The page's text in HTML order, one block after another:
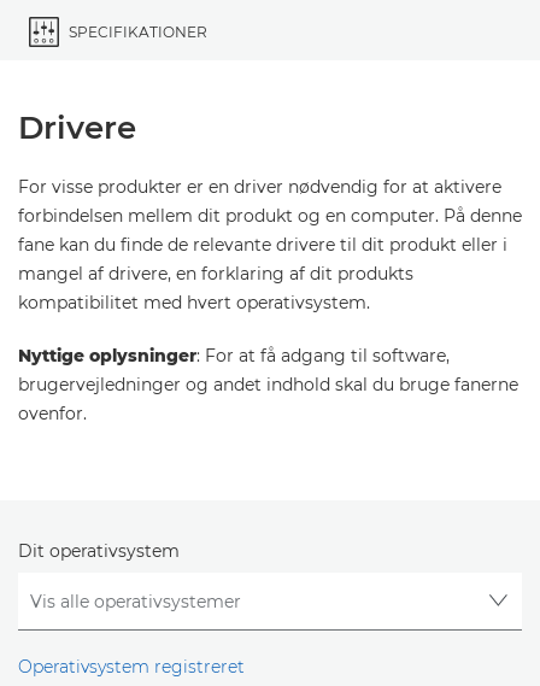
SPECIFIKATIONER
Drivere
For visse produkter er en driver nødvendig for at aktivere
forbindelsen mellem dit produkt og en computer. På denne
fane kan du finde de relevante drivere til dit produkt eller i
mangel af drivere, en forklaring af dit produkts
kompatibilitet med hvert operativsystem.
Nyttige oplysninger: For at få adgang til software,
brugervejledninger og andet indhold skal du bruge fanerne
ovenfor.
Dit operativsystem
Operativsystem registreret